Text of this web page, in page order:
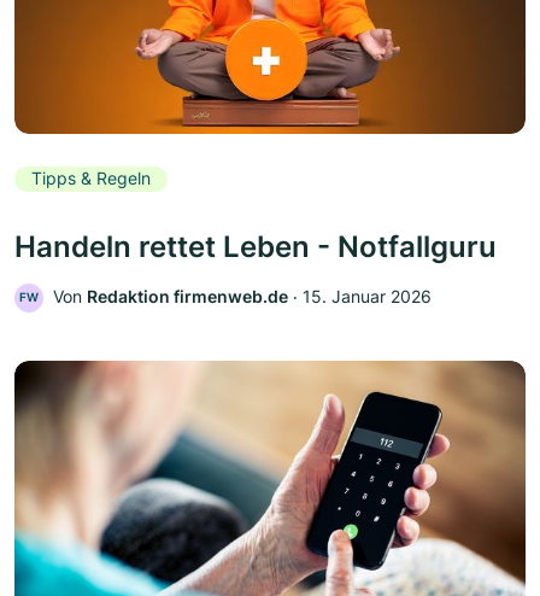
Tipps & Regeln
Handeln rettet Leben - Notfallguru
FW Von Redaktion firmenweb.de ‧ 15. Januar 2026